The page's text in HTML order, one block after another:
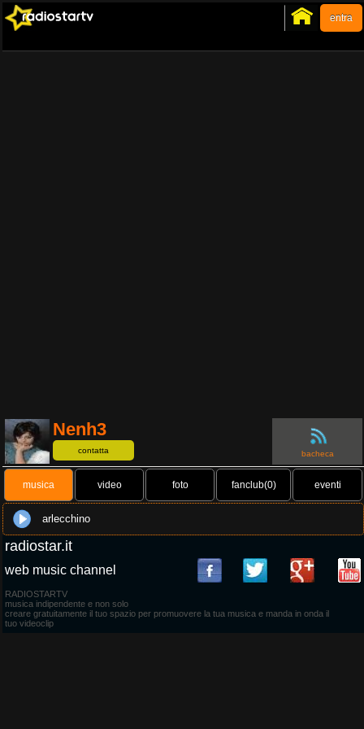
entra
Nenh3
contatta bacheca
musica video foto fanclub(0) eventi
arlecchino
radiostar.it
web music channel
RADIOSTARTV
musica indipendente e non solo
creare gratuitamente il tuo spazio per promuovere la tua musica e manda in onda il
tuo videoclip